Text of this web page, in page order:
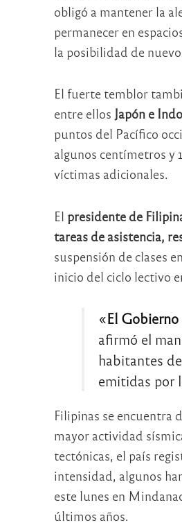
obligó a mantener la
permanecer en
la posibilidad de
El fuerte temblor
entre ellos Japón e
puntos del Pacífico
algunos centímetros y
víctimas adicionales.
El presidente de
tareas de asistencia,
suspensión de clases
inicio del ciclo lectivo
«El
afirmó el
habitantes
emitidas por
Filipinas se encuentra
mayor actividad
tectónicas, el país
intensidad, algunos
este lunes en
últimos años.